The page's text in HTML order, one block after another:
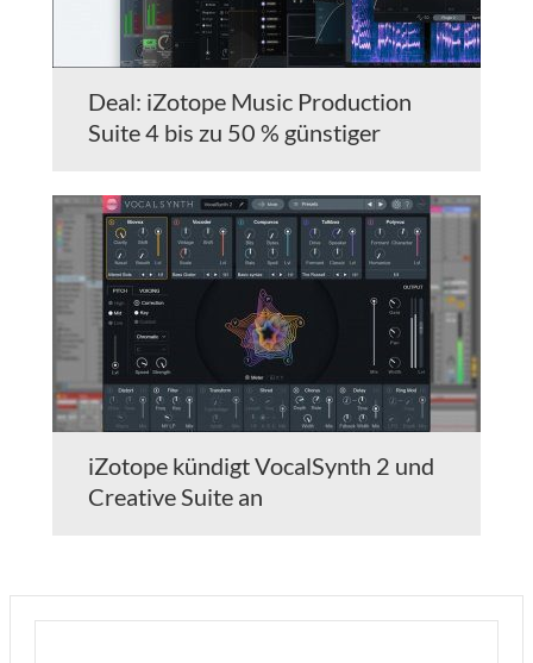
Deal: iZotope Music Production
Suite 4 bis zu 50 % günstiger
iZotope kündigt VocalSynth 2 und
Creative Suite an